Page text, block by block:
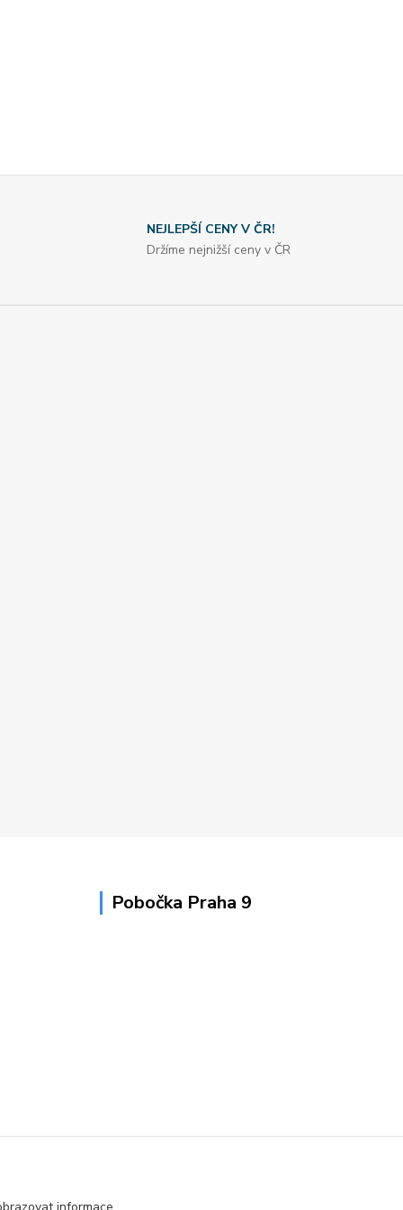
NEJLEPŠÍ CENY V ČR!
Držíme nejnižší ceny v ČR
Pobočka Praha 9